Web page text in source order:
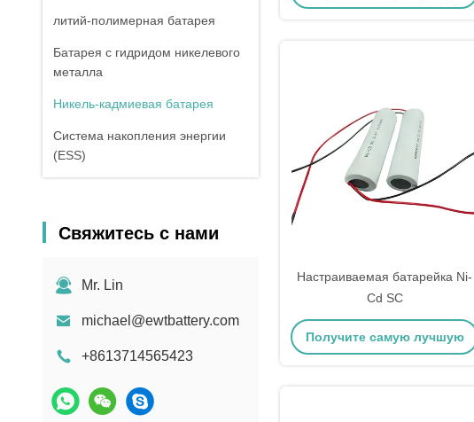
литий-полимерная батарея
Батарея с гидридом никелевого
металла
Никель-кадмиевая батарея
Система накопления энергии
(ESS)
Свяжитесь с нами
Mr. Lin
michael@ewtbattery.com
+8613714565423
Настраиваемая батарейка Ni-
Cd SC
Получите самую лучшую